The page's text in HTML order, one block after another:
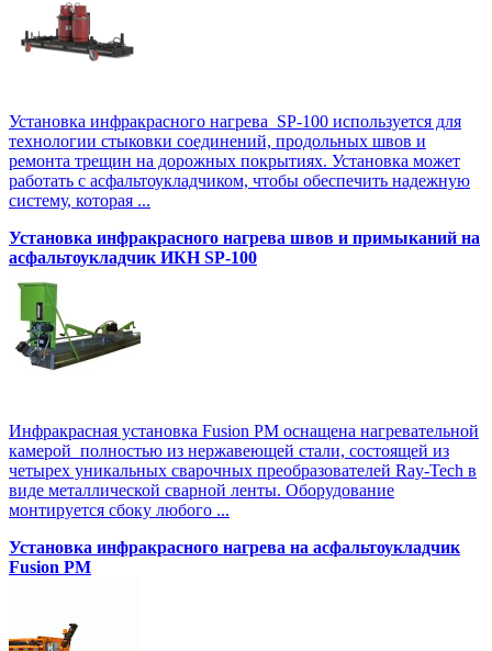
Установка инфракрасного нагрева SP-100 используется для
технологии стыковки соединений, продольных швов и
ремонта трещин на дорожных покрытиях. Установка может
работать с асфальтоукладчиком, чтобы обеспечить надежную
систему, которая ...
Установка инфракрасного нагрева швов и примыканий на
асфальтоукладчик ИКН SP-100
Инфракрасная установка Fusion PM оснащена нагревательной
камерой полностью из нержавеющей стали, состоящей из
четырех уникальных сварочных преобразователей Ray-Tech в
виде металлической сварной ленты. Оборудование
монтируется сбоку любого ...
Установка инфракрасного нагрева на асфальтоукладчик
Fusion PM